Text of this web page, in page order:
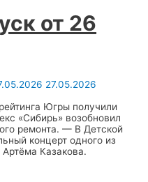
от 26
27.05.2026
Югры получили
«Сибирь» возобновил
ремонта. — В Детской
концерт одного из
Казакова.